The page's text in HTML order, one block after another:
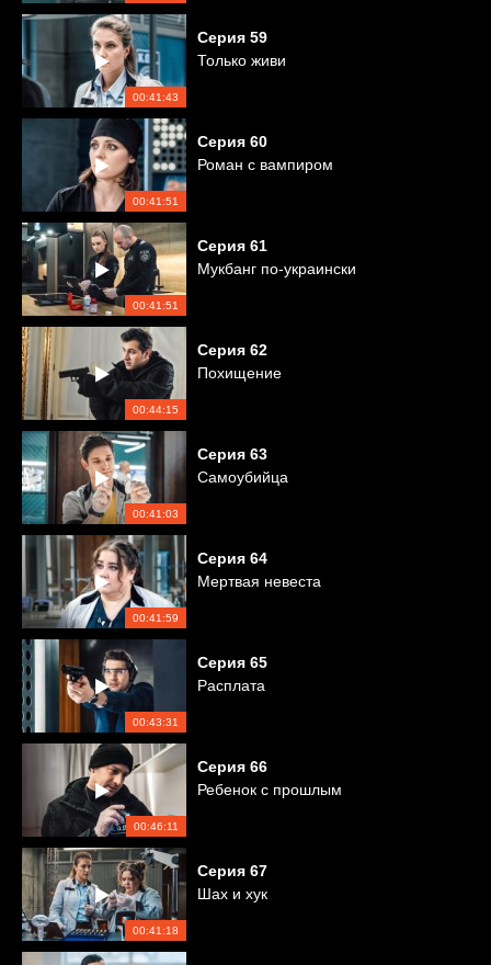
00:41:43
Серия 59
Только живи
00:41:51
Серия 60
Роман с вампиром
00:41:51
Серия 61
Мукбанг по-украински
00:44:15
Серия 62
Похищение
00:41:03
Серия 63
Самоубийца
00:41:59
Серия 64
Мертвая невеста
00:43:31
Серия 65
Расплата
00:46:11
Серия 66
Ребенок с прошлым
00:41:18
Серия 67
Шах и хук